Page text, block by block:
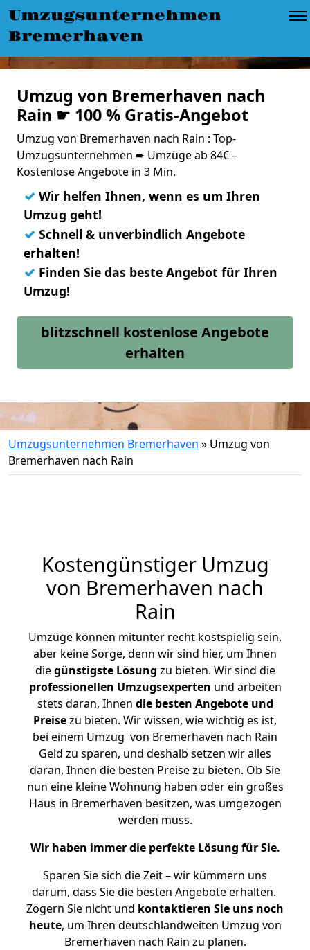
Umzugsunternehmen
Bremerhaven
Umzug von Bremerhaven nach
Rain ☛ 100 % Gratis-Angebot
Umzug von Bremerhaven nach Rain : Top-
Umzugsunternehmen ➨ Umzüge ab 84€ –
Kostenlose Angebote in 3 Min.
✓ Wir helfen Ihnen, wenn es um Ihren
Umzug geht!
✓ Schnell & unverbindlich Angebote
erhalten!
✓ Finden Sie das beste Angebot für Ihren
Umzug!
blitzschnell kostenlose Angebote
erhalten
Umzugsunternehmen Bremerhaven » Umzug von
Bremerhaven nach Rain
Kostengünstiger Umzug
von Bremerhaven nach
Rain
Umzüge können mitunter recht kostspielig sein,
aber keine Sorge, denn wir sind hier, um Ihnen
diegünstigste Lösung zu bieten. Wir sind die
professionellen Umzugsexperten und arbeiten
stets daran, Ihnen die besten Angebote und
Preisezu bieten. Wir wissen, wie wichtig es ist,
bei einem Umzug von Bremerhaven nach Rain
Geld zu sparen, und deshalb setzen wir alles
daran, Ihnen die besten Preise zu bieten. Ob Sie
nun eine kleine Wohnung haben oder ein großes
Haus in Bremerhaven besitzen, was umgezogen
werden muss.
Wir haben immer die perfekte Lösung für Sie.
Sparen Sie sich die Zeit – wir kümmern uns
darum, dass Sie die besten Angebote erhalten.
Zögern Sie nicht und kontaktieren Sie uns noch
heute, um Ihren deutschlandweiten Umzug von
Bremerhaven nach Rain zu planen.